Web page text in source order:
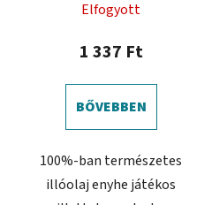
Elfogyott
1 337 Ft
BŐVEBBEN
100%-ban természetes
illóolaj enyhe játékos